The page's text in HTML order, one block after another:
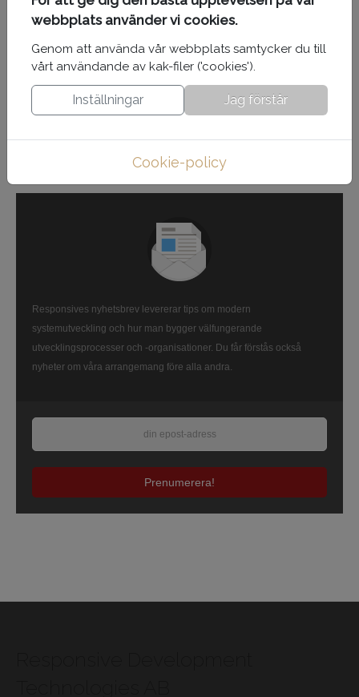
gratis deltagande på konferensdagen
Studenter på gymnasial och efter-
gymnasial utbildning betalar 800SEK inkl.
moms för konferensdagen
Nästa artikel: DevLin2018 - Programmet
DevLin2018 - Programmet
Responsives nyhetsbrev levererar tips om modern
systemutveckling och hur man bygger välfungerande
utvecklingsprocesser och -organisationer. Du får förstås också
nyheter om våra arrangemang före alla andra.
Prenumerera!
webbplats använder vi cookies.
Genom att använda vår webbplats samtycker du till
vårt användande av kak-filer ('cookies').
Inställningar Jag förstår
Cookie-policy